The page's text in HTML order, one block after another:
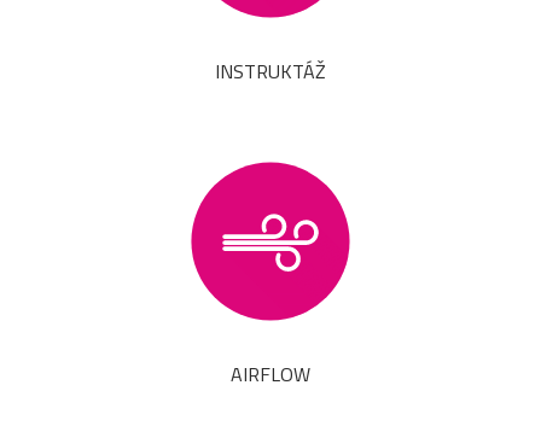
INSTRUKTÁŽ
AIRFLOW